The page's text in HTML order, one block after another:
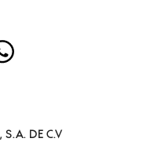
S.A. DE C.V